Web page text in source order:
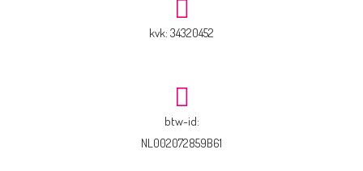
kvk: 34320452
btw-id:
NL002072859B61